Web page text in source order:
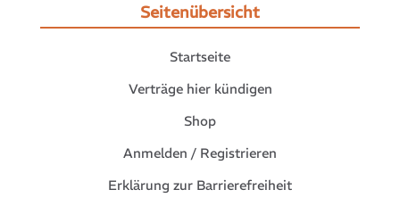
Seitenübersicht
Startseite
Verträge hier kündigen
Shop
Anmelden / Registrieren
Erklärung zur Barrierefreiheit